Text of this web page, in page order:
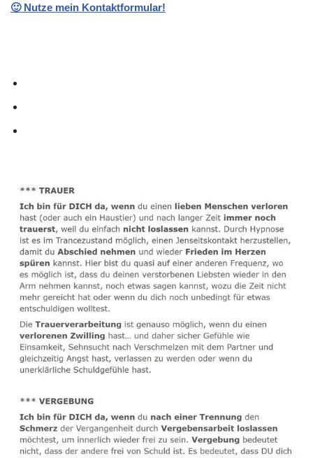
🙂 Nutze mein Kontaktformular!